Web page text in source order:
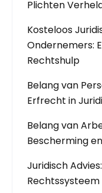
Plichten
Kosteloos
Ondernemers:
Rechtshulp
Belang van
Erfrecht in
Belang van
Bescherming
Juridisch
Rechtssysteem